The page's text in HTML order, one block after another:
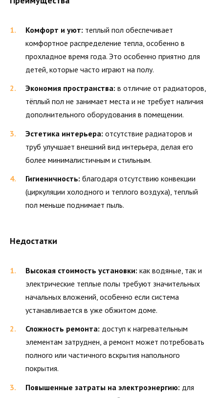
Комфорт и уют: теплый пол обеспечивает
комфортное распределение тепла, особенно в
прохладное время года. Это особенно приятно для
детей, которые часто играют на полу.
Экономия пространства: в отличие от радиаторов,
тёплый пол не занимает места и не требует наличия
дополнительного оборудования в помещении.
Эстетика интерьера: отсутствие радиаторов и
труб улучшает внешний вид интерьера, делая его
более минималистичным и стильным.
Гигиеничность: благодаря отсутствию конвекции
(циркуляции холодного и теплого воздуха), теплый
пол меньше поднимает пыль.
Недостатки
Высокая стоимость установки: как водяные, так и
электрические теплые полы требуют значительных
начальных вложений, особенно если система
устанавливается в уже обжитом доме.
Сложность ремонта: доступ к нагревательным
элементам затруднен, а ремонт может потребовать
полного или частичного вскрытия напольного
покрытия.
Повышенные затраты на электроэнергию: для